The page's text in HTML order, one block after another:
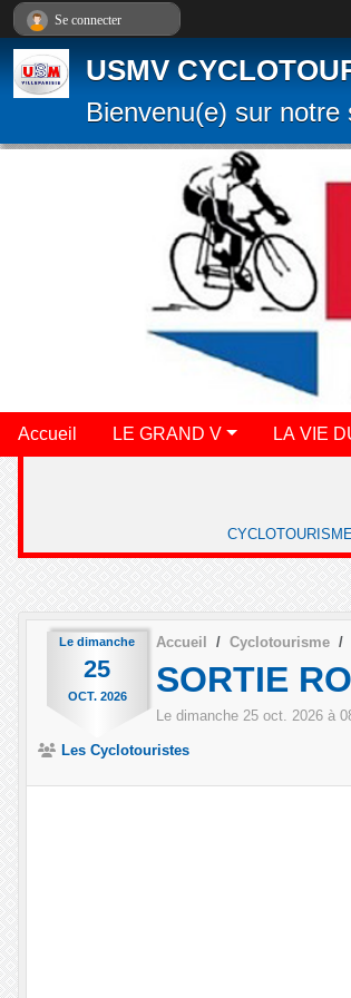
USMV
Bienvenu(e) sur
Accueil LE GRAND V LA VIE
CYCLOTOURISME
Le dimanche
25
OCT. 2026
Accueil Cyclotourisme
SORTIE
Le dimanche 25 oct. 2026 à
Les Cyclotouristes
Se connecter
Panneau de gestion des cookies